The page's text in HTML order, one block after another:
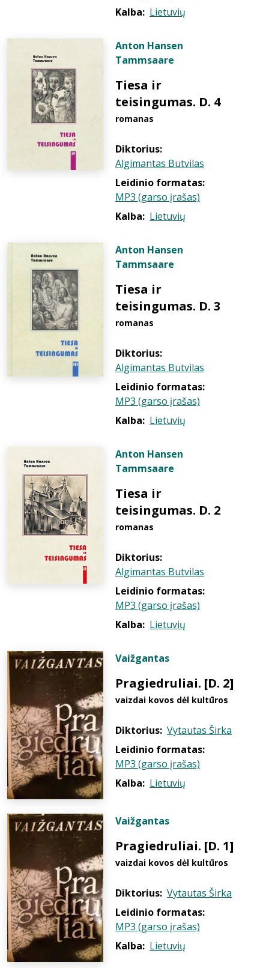
Kalba: Lietuvių
Anton Hansen
Tammsaare
Tiesa ir
teisingumas. D. 4
romanas
Diktorius:
Algimantas Butvilas
Leidinio formatas:
MP3 (garso įrašas)
Kalba: Lietuvių
Anton Hansen
Tammsaare
Tiesa ir
teisingumas. D. 3
romanas
Diktorius:
Algimantas Butvilas
Leidinio formatas:
MP3 (garso įrašas)
Kalba: Lietuvių
Anton Hansen
Tammsaare
Tiesa ir
teisingumas. D. 2
romanas
Diktorius:
Algimantas Butvilas
Leidinio formatas:
MP3 (garso įrašas)
Kalba: Lietuvių
Vaižgantas
Pragiedruliai. [D. 2]
vaizdai kovos dėl kultūros
Diktorius: Vytautas Širka
Leidinio formatas:
MP3 (garso įrašas)
Kalba: Lietuvių
Vaižgantas
Pragiedruliai. [D. 1]
vaizdai kovos dėl kultūros
Diktorius: Vytautas Širka
Leidinio formatas:
MP3 (garso įrašas)
Kalba: Lietuvių